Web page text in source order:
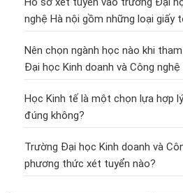
nghệ Hà nội gồm những loại giấy
Nên chọn ngành học nào khi
Đại học Kinh doanh và Công nghệ
Học Kinh tế là một chọn lựa hợp
đúng không?
Trường Đại học Kinh doanh và
phương thức xét tuyển nào?